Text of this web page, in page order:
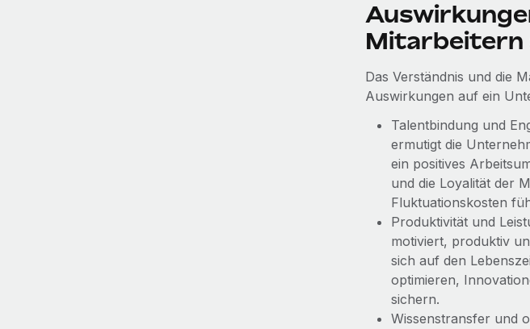
Mitarbeitern
Das Verständnis und die
Auswirkungen auf ein
Talentbindung und
ermutigt die
ein positives
und die Loyalität der
Fluktuationskosten
Produktivität und
motiviert, produktiv
sich auf den
optimieren,
sichern.
Wissenstransfer und